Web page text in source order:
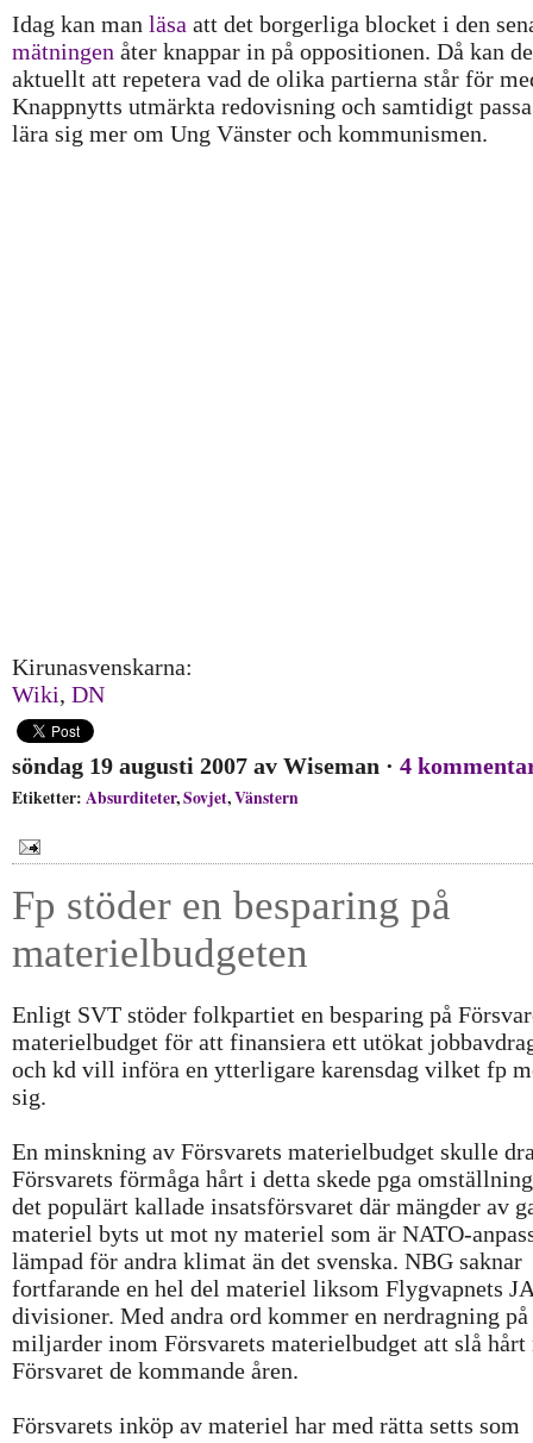
Idag kan man läsa att det borgerliga blocket i den
mätningen åter knappar in på oppositionen. Då kan
aktuellt att repetera vad de olika partierna står för
Knappnytts utmärkta redovisning och samtidigt
lära sig mer om Ung Vänster och kommunismen.
Kirunasvenskarna:
Wiki, DN
söndag 19 augusti 2007 av Wiseman · 4
Etiketter: Absurditeter,Sovjet,Vänstern
Fp stöder en besparing på
materielbudgeten
Enligt SVT stöder folkpartiet en besparing på
materielbudget för att finansiera ett utökat
och kd vill införa en ytterligare karensdag vilket fp
sig.
En minskning av Försvarets materielbudget skulle
Försvarets förmåga hårt i detta skede pga
det populärt kallade insatsförsvaret där mängder av
materiel byts ut mot ny materiel som är NATO-
lämpad för andra klimat än det svenska. NBG saknar
fortfarande en hel del materiel liksom Flygvapnets
divisioner. Med andra ord kommer en nerdragning
miljarder inom Försvarets materielbudget att slå hårt
Försvaret de kommande åren.
Försvarets inköp av materiel har med rätta setts som